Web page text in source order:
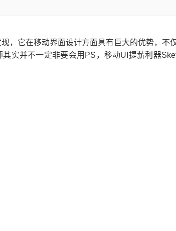
，它在移动界面设计方面具有巨大的优势，不
实并不一定非要会用PS，移动UI提薪利器